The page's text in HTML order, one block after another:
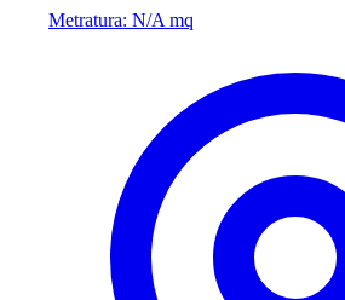
Metratura: N/A mq